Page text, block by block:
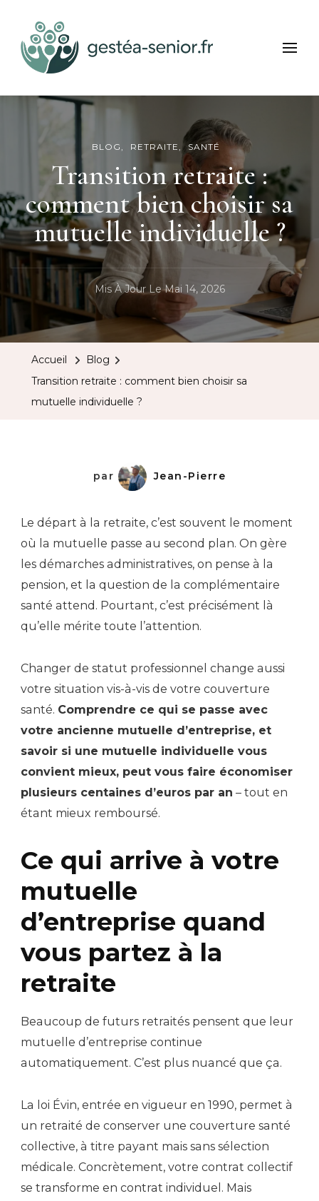
Gestea Senior
Bien-être et services seniors
BLOG RETRAITE SANTÉ
Transition retraite :
comment bien choisir sa
mutuelle individuelle ?
Mis À Jour LeMai 14, 2026
Accueil
Blog
Transition retraite : comment bien choisir sa
mutuelle individuelle ?
par Jean-Pierre
Le départ à la retraite, c’est souvent le moment
où la mutuelle passe au second plan. On gère
les démarches administratives, on pense à la
pension, et la question de la complémentaire
santé attend. Pourtant, c’est précisément là
qu’elle mérite toute l’attention.
Changer de statut professionnel change aussi
votre situation vis-à-vis de votre couverture
santé. Comprendre ce qui se passe avec
votre ancienne mutuelle d’entreprise, et
savoir si une mutuelle individuelle vous
convient mieux, peut vous faire économiser
plusieurs centaines d’euros par an – tout en
étant mieux remboursé.
Ce qui arrive à votre
mutuelle
d’entreprise quand
vous partez à la
retraite
Beaucoup de futurs retraités pensent que leur
mutuelle d’entreprise continue
automatiquement. C’est plus nuancé que ça.
La loi Évin, entrée en vigueur en 1990, permet à
un retraité de conserver une couverture santé
collective, à titre payant mais sans sélection
médicale. Concrètement, votre contrat collectif
se transforme en contrat individuel. Mais